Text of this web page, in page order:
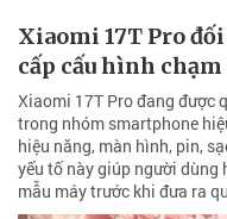
Xiaomi 17T Pro
cấp cấu hình
Xiaomi 17T Pro đang được
trong nhóm smartphone
hiệu năng, màn hình, pin,
yếu tố này giúp người dùng
mẫu máy trước khi đưa ra